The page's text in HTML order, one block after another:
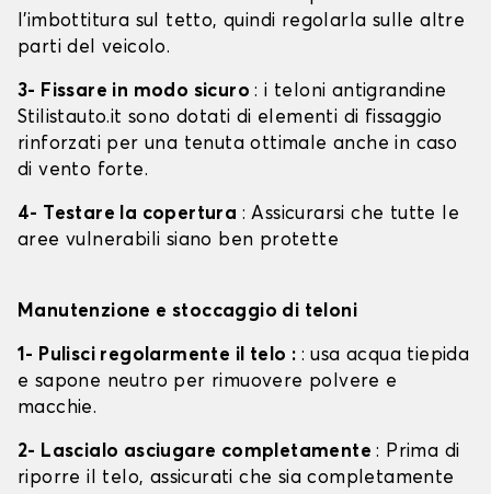
l'imbottitura sul tetto, quindi regolarla sulle altre
parti del veicolo.
3- Fissare in modo sicuro: i teloni antigrandine
Stilistauto.it sono dotati di elementi di fissaggio
rinforzati per una tenuta ottimale anche in caso
di vento forte.
4- Testare la copertura : Assicurarsi che tutte le
aree vulnerabili siano ben protette
Manutenzione e stoccaggio di teloni
1- Pulisci regolarmente il telo : : usa acqua tiepida
e sapone neutro per rimuovere polvere e
macchie.
2- Lascialo asciugare completamente: Prima di
riporre il telo, assicurati che sia completamente